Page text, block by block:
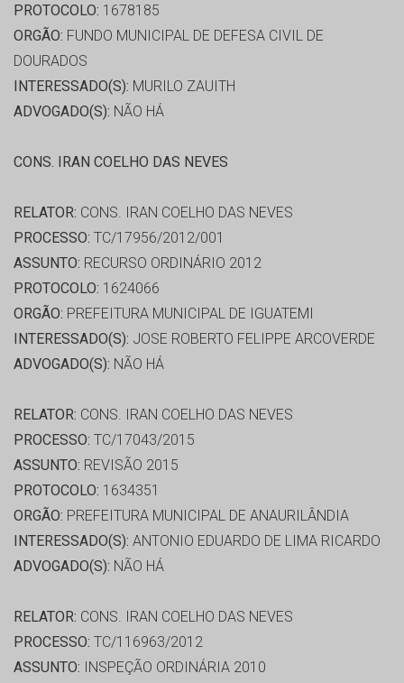
PROTOCOLO: 1678185
ORGÃO: FUNDO MUNICIPAL DE DEFESA CIVIL DE
DOURADOS
INTERESSADO(S): MURILO ZAUITH
ADVOGADO(S): NÃO HÁ
CONS. IRAN COELHO DAS NEVES
RELATOR: CONS. IRAN COELHO DAS NEVES
PROCESSO: TC/17956/2012/001
ASSUNTO: RECURSO ORDINÁRIO 2012
PROTOCOLO: 1624066
ORGÃO: PREFEITURA MUNICIPAL DE IGUATEMI
INTERESSADO(S): JOSE ROBERTO FELIPPE ARCOVERDE
ADVOGADO(S): NÃO HÁ
RELATOR: CONS. IRAN COELHO DAS NEVES
PROCESSO: TC/17043/2015
ASSUNTO: REVISÃO 2015
PROTOCOLO: 1634351
ORGÃO: PREFEITURA MUNICIPAL DE ANAURILÂNDIA
INTERESSADO(S): ANTONIO EDUARDO DE LIMA RICARDO
ADVOGADO(S): NÃO HÁ
RELATOR: CONS. IRAN COELHO DAS NEVES
PROCESSO: TC/116963/2012
ASSUNTO: INSPEÇÃO ORDINÁRIA 2010